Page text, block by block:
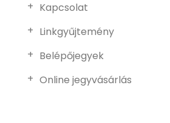
Kapcsolat
Linkgyűjtemény
Belépőjegyek
Online jegyvásárlás